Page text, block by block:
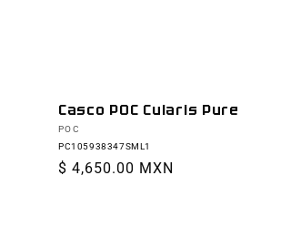
Casco POC Cularis Pure
Proveedor:
POC
PC105938347SML1
Precio
$ 4,650.00 MXN